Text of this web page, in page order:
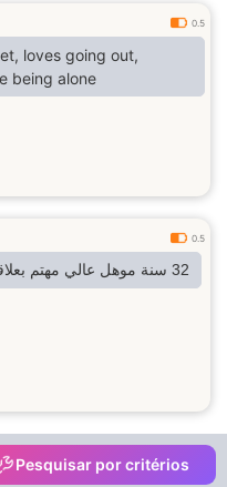
0.5
loves going out,
being alone
0.5
32 سنة موهل عالي مهتم بعلاقة عابرة
Pesquisar por critérios